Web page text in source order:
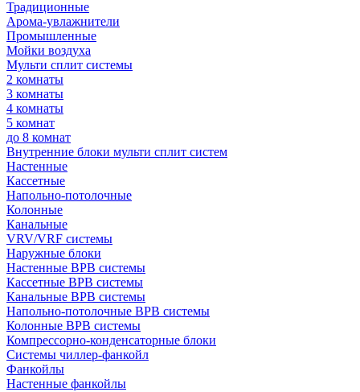
Традиционные
Арома-увлажнители
Промышленные
Мойки воздуха
Мульти сплит системы
2 комнаты
3 комнаты
4 комнаты
5 комнат
до 8 комнат
Внутренние блоки мульти сплит систем
Настенные
Кассетные
Напольно-потолочные
Колонные
Канальные
VRV/VRF системы
Наружные блоки
Настенные ВРВ системы
Кассетные ВРВ системы
Канальные ВРВ системы
Напольно-потолочные ВРВ системы
Колонные ВРВ системы
Компрессорно-конденсаторные блоки
Системы чиллер-фанкойл
Фанкойлы
Настенные фанкойлы